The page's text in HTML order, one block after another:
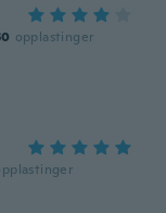
opplastinger